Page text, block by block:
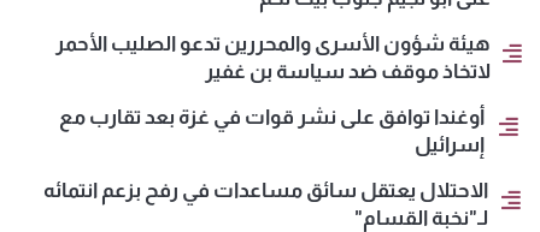
هيئة شؤون الأسرى والمحررين تدعو الصليب الأحمر
لاتخاذ موقف ضد سياسة بن غفير
أوغندا توافق على نشر قوات في غزة بعد تقارب مع
إسرائيل
الاحتلال يعتقل سائق مساعدات في رفح بزعم انتمائه
لـ"نخبة القسام"